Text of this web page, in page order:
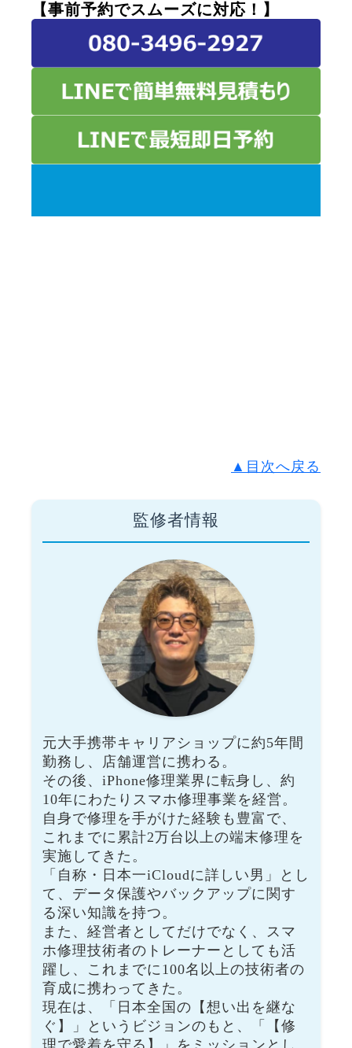
【事前予約でスムーズに対応！】
▲目次へ戻る
監修者情報
元大手携帯キャリアショップに約5年間
勤務し、店舗運営に携わる。
その後、iPhone修理業界に転身し、約
10年にわたりスマホ修理事業を経営。
自身で修理を手がけた経験も豊富で、
これまでに累計2万台以上の端末修理を
実施してきた。
「自称・日本一iCloudに詳しい男」とし
て、データ保護やバックアップに関す
る深い知識を持つ。
また、経営者としてだけでなく、スマ
ホ修理技術者のトレーナーとしても活
躍し、これまでに100名以上の技術者の
育成に携わってきた。
現在は、「日本全国の【想い出を継な
ぐ】」というビジョンのもと、「【修
理で愛着を守る】」をミッションとし